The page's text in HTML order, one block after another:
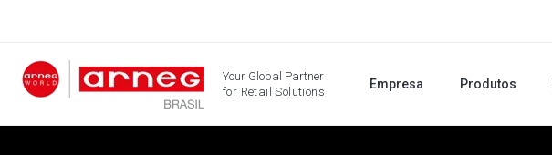
Your Global Partner
for Retail Solutions
Empresa Produtos